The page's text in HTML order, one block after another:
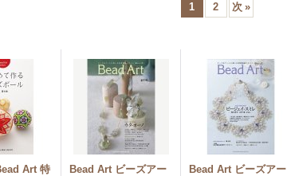
1 2 次 »
Art 特
Bead Art ビーズアー
Bead Art ビーズアー